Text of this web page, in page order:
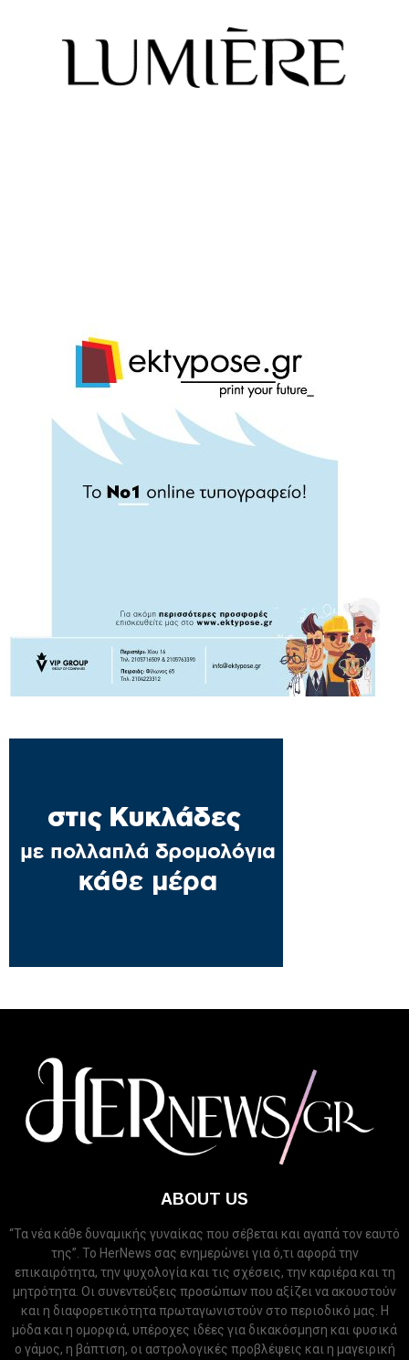
ABOUT US
“Τα νέα κάθε δυναμικής γυναίκας που σέβεται και αγαπά τον εαυτό
της”. Το HerNews σας ενημερώνει για ό,τι αφορά την
επικαιρότητα, την ψυχολογία και τις σχέσεις, την καριέρα και τη
μητρότητα. Οι συνεντεύξεις προσώπων που αξίζει να ακουστούν
και η διαφορετικότητα πρωταγωνιστούν στο περιοδικό μας. Η
μόδα και η ομορφιά, υπέροχες ιδέες για δικακόσμηση και φυσικά
ο γάμος, η βάπτιση, οι αστρολογικές προβλέψεις και η μαγειρική